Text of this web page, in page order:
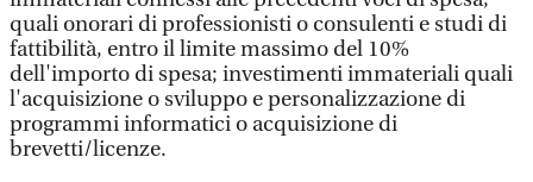
quali onorari di professionisti o consulenti e studi di
fattibilità, entro il limite massimo del 10%
dell'importo di spesa; investimenti immateriali quali
l'acquisizione o sviluppo e personalizzazione di
programmi informatici o acquisizione di
brevetti/licenze.